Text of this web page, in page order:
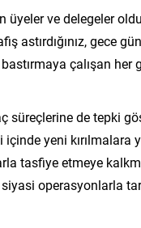
ve delegeler
astırdığınız, gece
çalışan
de tepki
yeni kırılmalara
tasfiye etmeye
operasyonlarla